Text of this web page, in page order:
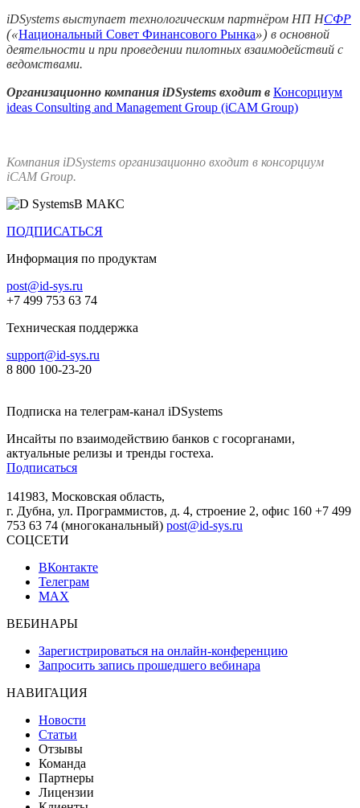
iDSystems выступает технологическим партнёром НП НСФР
(«Национальный Совет Финансового Рынка») в основной
деятельности и при проведении пилотных взаимодействий с
ведомствами.
Организационно компания iDSystems входит в Консорциум
ideas Consulting and Management Group (iCAM Group)
Компания iDSystems организационно входит в консорциум
iCAM Group.
В МАКС
ПОДПИСАТЬСЯ
Информация по продуктам
post@id-sys.ru
+7 499 753 63 74
Техническая поддержка
support@id-sys.ru
8 800 100-23-20
Подписка на телеграм-канал iDSystems
Инсайты по взаимодействию банков с госорганами,
актуальные релизы и тренды гостеха.
Подписаться
141983, Московская область,
г. Дубна, ул. Программистов, д. 4, строение 2, офис 160 +7 499
753 63 74 (многоканальный) post@id-sys.ru
СОЦСЕТИ
ВКонтакте
Телеграм
MAX
ВЕБИНАРЫ
Зарегистрироваться на онлайн-конференцию
Запросить запись прошедшего вебинара
НАВИГАЦИЯ
Новости
Статьи
Отзывы
Команда
Партнеры
Лицензии